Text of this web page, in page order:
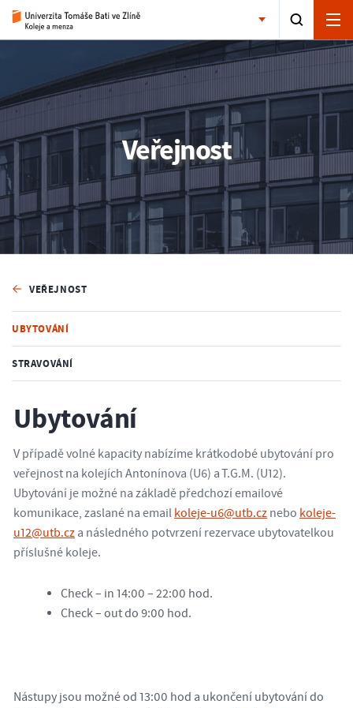
Veřejnost
VEŘEJNOST
UBYTOVÁNÍ
STRAVOVÁNÍ
Ubytování
V případě volné kapacity nabízíme krátkodobé ubytování pro
veřejnost na kolejích Antonínova (U6) a T.G.M. (U12).
Ubytování je možné na základě předchozí emailové
komunikace, zaslané na email koleje-u6@utb.cz nebo koleje-
u12@utb.cz a následného potvrzení rezervace ubytovatelkou
příslušné koleje.
Check – in 14:00 – 22:00 hod.
Check – out do 9:00 hod.
Nástupy jsou možné od 13:00 hod a ukončení ubytování do